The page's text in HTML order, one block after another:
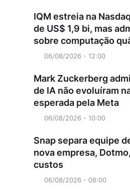
IQM estreia na
de US$ 1,9 bi, mas
sobre computação
06/08/2026 - 12:00
Mark Zuckerberg
de IA não evoluíram
esperada pela Meta
06/08/2026 - 10:00
Snap separa equipe
nova empresa,
custos
06/08/2026 - 08:00